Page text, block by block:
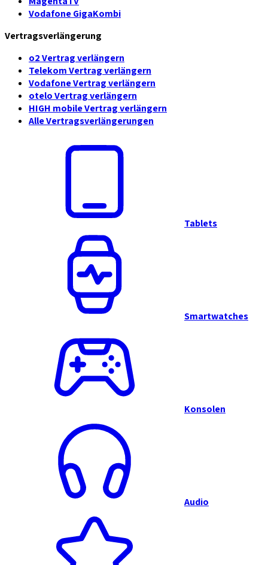
Vodafone GigaKombi
Vertragsverlängerung
o2 Vertrag verlängern
Telekom Vertrag verlängern
Vodafone Vertrag verlängern
otelo Vertrag verlängern
HIGH mobile Vertrag verlängern
Alle Vertragsverlängerungen
Tablets
Smartwatches
Konsolen
Audio